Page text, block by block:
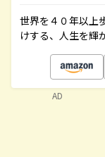
世界を４０年以上
けする、人生を輝
AD